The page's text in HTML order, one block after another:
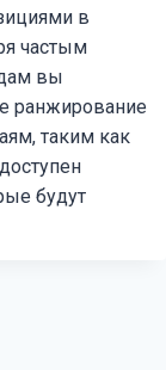
в
частым
вы
ранжирование
таким как
будут